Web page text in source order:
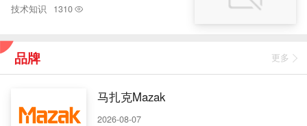
技术知识 1310
品牌 更多
马扎克Mazak
2026-08-07